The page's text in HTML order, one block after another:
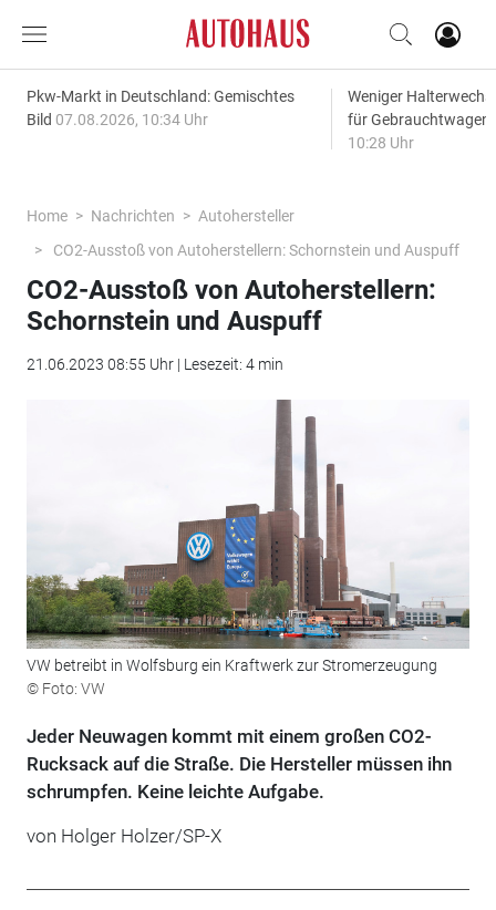
Pkw-Markt in Deutschland: Gemischtes
Bild 07.08.2026, 10:34 Uhr
Weniger
für
10:28 Uhr
Home Nachrichten
Autohersteller
CO2-Ausstoß von Autoherstellern: Schornstein und Auspuff
CO2-Ausstoß von Autoherstellern:
Schornstein und Auspuff
21.06.2023 08:55 Uhr | Lesezeit: 4 min
VW betreibt in Wolfsburg ein Kraftwerk zur Stromerzeugung
© Foto: VW
Jeder Neuwagen kommt mit einem großen CO2-
Rucksack auf die Straße. Die Hersteller müssen ihn
schrumpfen. Keine leichte Aufgabe.
von Holger Holzer/SP-X